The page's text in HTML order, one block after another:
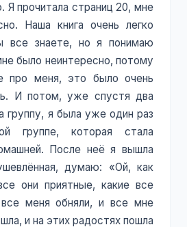
Я прочитала страниц 20, мне
Наша книга очень легко
все знаете, но я понимаю
было неинтересно, потому
меня, это было очень
И потом, уже спустя два
группу, я была уже один раз
группе, которая стала
После неё я вышла
думаю: «Ой, как
они приятные, какие все
меня обняли, и все мне
и на этих радостях пошла